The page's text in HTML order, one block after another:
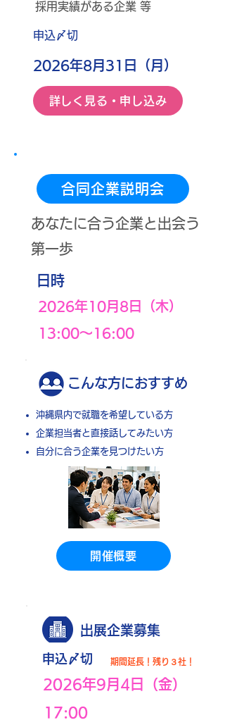
採用実績がある企業 等
​申込〆切
2026年8月31日（月）
詳しく見る・申し込み
合同企業説明会
あなたに合う企業と出会う
第一歩
​日時
2026年10月8日（木）
13:00〜16:00
こんな方におすすめ
沖縄県内で就職を希望している方
企業担当者と直接話してみたい方
​自分に合う企業を見つけたい方
開催概要
出展企業募集
期間延長！残り３社！
申込〆切
2026年9月4日（金）
17:00